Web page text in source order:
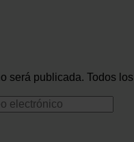
será publicada. Todos los